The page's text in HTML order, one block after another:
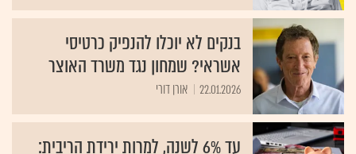
בנקים לא יוכלו להנפיק כרטיסי
אשראי? שמחון נגד משרד האוצר
22.01.2026 אורן דורי
עד 6% לשנה, למרות ירידת הריבית: